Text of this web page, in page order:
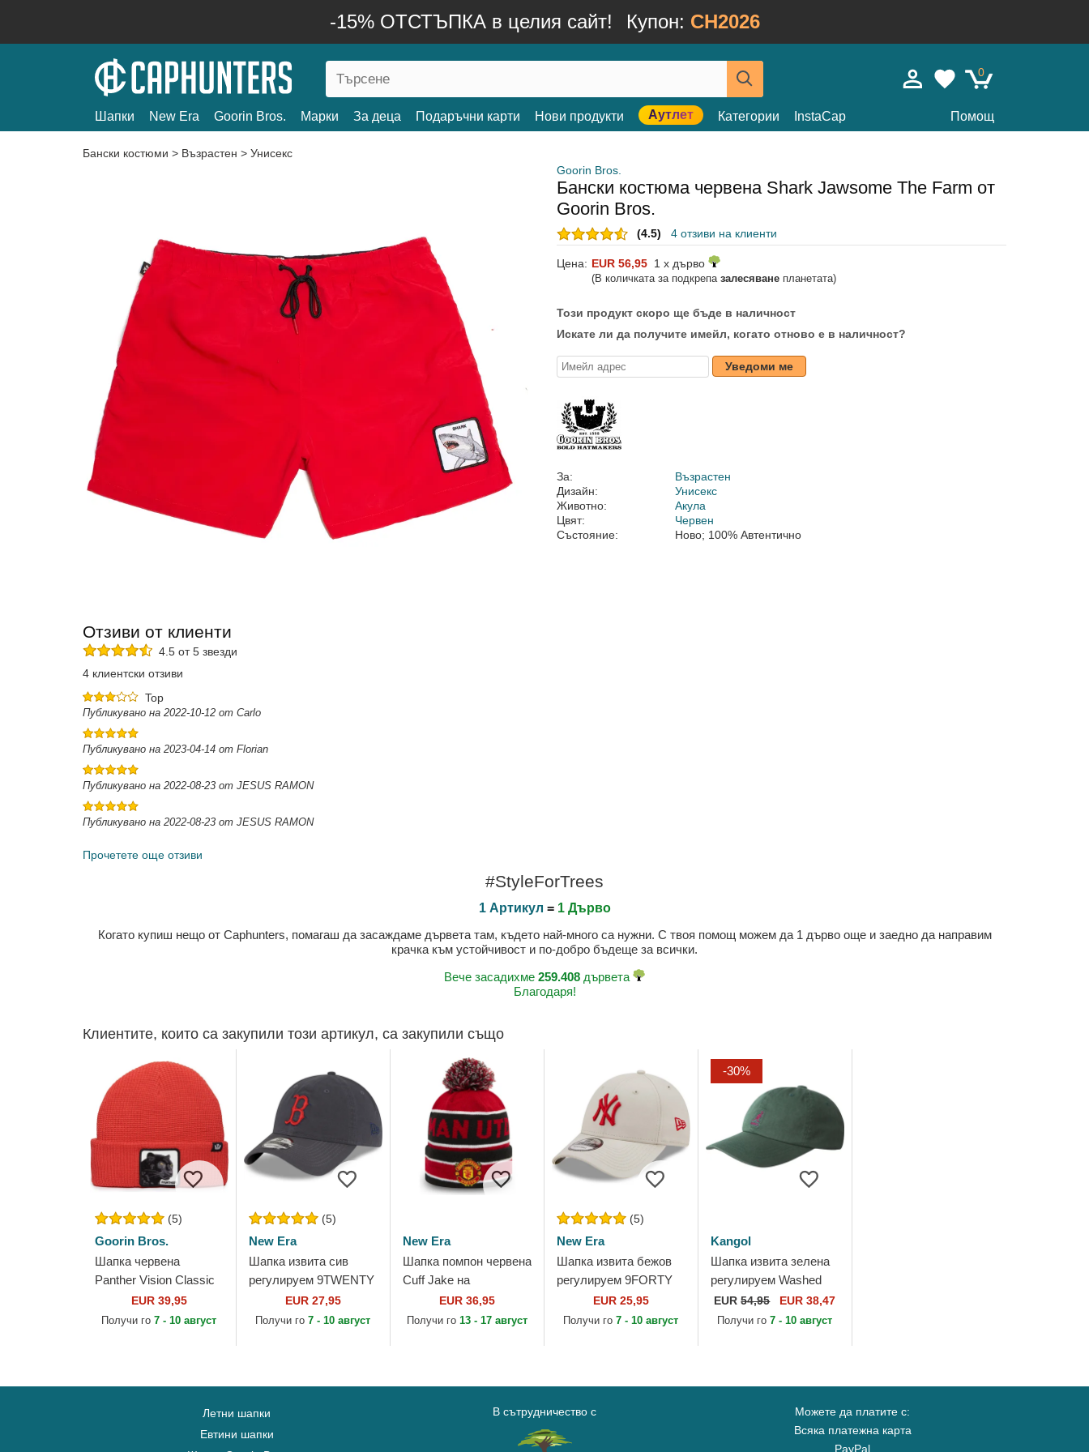
-15% ОТСТЪПКА в целия сайт! Купон: CH2026
0
Шапки New Era Goorin Bros. Марки За деца Подаръчни карти Нови продукти Аутлет Категории InstaCap Помощ
Бански костюми > Възрастен > Унисекс
Goorin Bros.
Бански костюма червена Shark Jawsome The Farm от
Goorin Bros.
(4.5) 4 отзиви на клиенти
Цена: EUR 56,95 1 x дърво
(В количката за подкрепа залесяване планетата)
Този продукт скоро ще бъде в наличност
Искате ли да получите имейл, когато отново е в наличност?
Уведоми ме
За:
Възрастен
Дизайн:
Унисекс
Животно:
Акула
Цвят:
Червен
Състояние:
Ново; 100% Автентично
Отзиви от клиенти
4.5 от 5 звезди
4 клиентски отзиви
Top
Публикувано на 2022-10-12 от Carlo
Публикувано на 2023-04-14 от Florian
Публикувано на 2022-08-23 от JESUS RAMON
Публикувано на 2022-08-23 от JESUS RAMON
Прочетете още отзиви
#StyleForTrees
1 Артикул = 1 Дърво
Когато купиш нещо от Caphunters, помагаш да засаждаме дървета там, където най-много са нужни. С твоя помощ можем да 1 дърво още и заедно да направим
крачка към устойчивост и по-добро бъдеще за всички.
Вече засадихме 259.408 дървета
Благодаря!
Клиентите, които са закупили този артикул, са закупили също
(5)
Goorin Bros.
Шапка червена
Panther Vision Classic
Knit The Farm от
Goorin Bros.
EUR 39,95
Получи го7 - 10 август
(5)
New Era
Шапка извита сив
регулируем 9TWENTY
Core Classic на Boston
Red Sox MLB от New
EUR 27,95
Получи го7 - 10 август
New Era
Шапка помпон червена
Cuff Jake на
Manchester United
Football Club Premier
EUR 36,95
Получи го 13 - 17 август
(5)
New Era
Шапка извита бежов
регулируем 9FORTY
League Essential на
New York Yankees
EUR 25,95
Получи го7 - 10 август
-30%
Kangol
Шапка извита зелена
регулируем Washed
Baseball Algae от
Kangol
EUR54,95 EUR 38,47
Получи го7 - 10 август
Летни шапки
Евтини шапки
В сътрудничество с
Можете да платите с:
Всяка платежна карта
PayPal